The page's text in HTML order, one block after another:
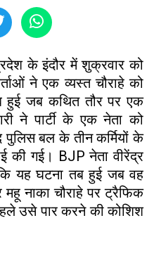
के इंदौर में शुक्रवार को
ने एक व्यस्त चौराहे को
हुई जब कथित तौर पर एक
ने पार्टी के एक नेता को
पुलिस बल के तीन कर्मियों के
की गई। BJP नेता वीरेंद्र
यह घटना तब हुई जब वह
नाका चौराहे पर ट्रैफिक
उसे पार करने की कोशिश